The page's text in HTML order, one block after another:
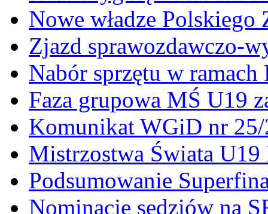
Nowe władze
Zjazd sprawozdawczo-
Nabór sprzętu w ramach
Faza grupowa MŚ U19
Komunikat WGiD nr
Mistrzostwa Świata
Podsumowanie
Nominacje sędziów na